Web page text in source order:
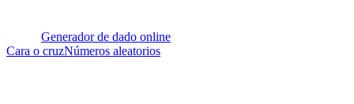
Generador de dado online
Cara o cruzNúmeros aleatorios